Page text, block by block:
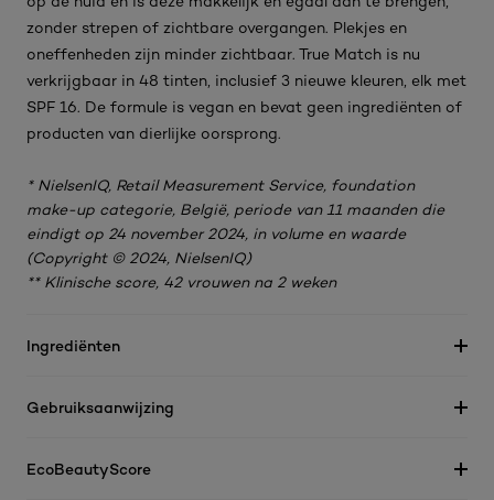
zonder strepen of zichtbare overgangen. Plekjes en
oneffenheden zijn minder zichtbaar. True Match is nu
verkrijgbaar in 48 tinten, inclusief 3 nieuwe kleuren, elk met
SPF 16. De formule is vegan en bevat geen ingrediënten of
producten van dierlijke oorsprong.​
* NielsenIQ, Retail Measurement Service, foundation
make-up categorie, België, periode van 11 maanden die
eindigt op 24 november 2024, in volume en waarde
(Copyright © 2024, NielsenIQ)​
** Klinische score, 42 vrouwen na 2 weken​
Ingrediënten
Gebruiksaanwijzing
EcoBeautyScore